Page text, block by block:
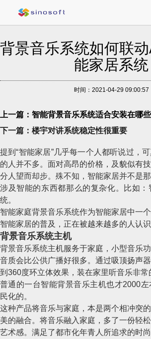
背景音乐系统如何联
能家居系统
时间：2021-04-29 09:00:57
上一篇：智能背景音乐系统适合安装在哪
下一篇：楼宇对讲系统稳定性很重要
提到“智能家居”几乎每一个人都听说过，
的人并不多。面对高昂的价格，及貌似有
分人望而却步。殊不知，智能家居并不是
涉及智能的东西都那么的复杂化。比如
统。
智能家庭背景音乐系统作为智能家居中一
智能家居的普及，正在被越来越多的人认识
背景音乐系统主机
背景音乐系统主机服务于家庭，小型音乐
音质会比公供广播好很多。通过吸顶扬声
到360度环立体效果，装在家里听音乐非常
普通的一台智能背景音乐主机也才2000
民化的。
这种产品将音乐与家庭，本是两个相冲突
美的融合。将音乐融入家庭，多了一份轻
艺术感。满足了都市化年青人所追求的时尚